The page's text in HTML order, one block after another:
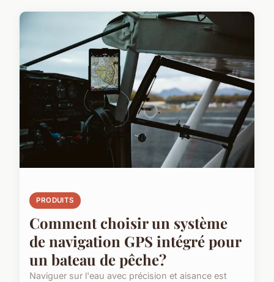
PRODUITS
Comment choisir un système
de navigation GPS intégré pour
un bateau de pêche?
Naviguer sur l'eau avec précision et aisance est